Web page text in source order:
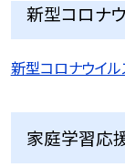
新型コロナ
新型コロナウイ
家庭学習応